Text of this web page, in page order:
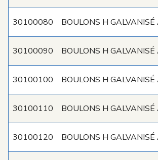
30100080 BOULONS H
30100090 BOULONS H
30100100 BOULONS H
30100110 BOULONS H
30100120 BOULONS H